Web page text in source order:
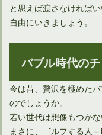
ゴルフのルールによる
ゴルフの服装でTシャツ
と思えば渡さなければい
自由にいきましょう。
バブル時代の
今は昔、贅沢を極めた
のでしょうか。
若い世代は想像もつかな
まさに、ゴルフする人